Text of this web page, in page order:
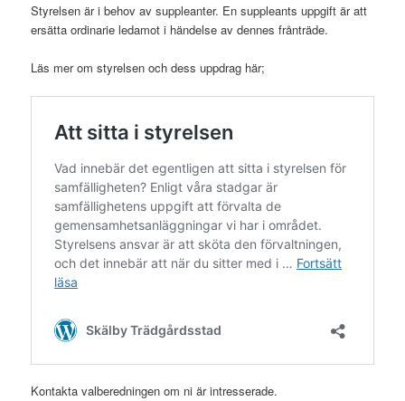
Styrelsen är i behov av suppleanter. En suppleants uppgift är att
ersätta ordinarie ledamot i händelse av dennes frånträde.
Läs mer om styrelsen och dess uppdrag här;
Kontakta valberedningen om ni är intresserade.